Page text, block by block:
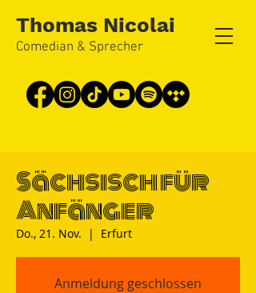
Thomas Nicolai
Comedian & Sprecher
Sächsisch für
Anfänger
Do., 21. Nov.
  |
Erfurt
Anmeldung geschlossen